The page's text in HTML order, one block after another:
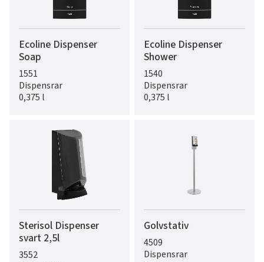
Ecoline Dispenser
Soap
1551
Dispensrar
0,375 l
Ecoline Dispenser
Shower
1540
Dispensrar
0,375 l
Sterisol Dispenser
svart 2,5l
3552
Golvstativ
4509
Dispensrar